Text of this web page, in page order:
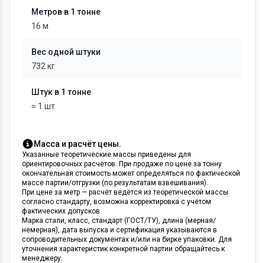
Метров в 1 тонне
16 м
Вес одной штуки
732 кг
Штук в 1 тонне
≈ 1 шт
Масса и расчёт цены.
Указанные теоретические массы приведены для
ориентировочных расчётов. При продаже по цене за тонну
окончательная стоимость может определяться по фактической
массе партии/отгрузки (по результатам взвешивания).
При цене за метр — расчёт ведётся из теоретической массы
согласно стандарту, возможна корректировка с учётом
фактических допусков.
Марка стали, класс, стандарт (ГОСТ/ТУ), длина (мерная/
немерная), дата выпуска и сертификация указываются в
сопроводительных документах и/или на бирке упаковки. Для
уточнения характеристик конкретной партии обращайтесь к
менеджеру.